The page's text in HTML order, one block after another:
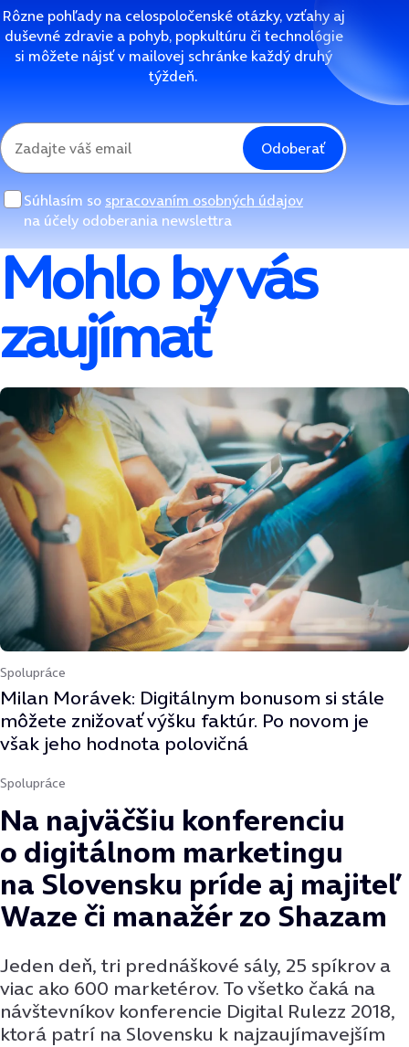
Rôzne pohľady na celospoločenské otázky, vzťahy aj
duševné zdravie a pohyb, popkultúru či technológie
si môžete nájsť v mailovej schránke každý druhý
týždeň.
Odoberať
Súhlasím so spracovaním osobných údajov
na účely odoberania newslettra
Mohlo by vás
zaujímať
Spolupráce
Milan Morávek: Digitálnym bonusom si stále
môžete znižovať výšku faktúr. Po novom je
však jeho hodnota polovičná
Spolupráce
Na najväčšiu konferenciu
o digitálnom marketingu
na Slovensku príde aj majiteľ
Waze či manažér zo Shazam
Jeden deň, tri prednáškové sály, 25 spíkrov a
viac ako 600 marketérov. To všetko čaká na
návštevníkov konferencie Digital Rulezz 2018,
ktorá patrí na Slovensku k najzaujímavejším